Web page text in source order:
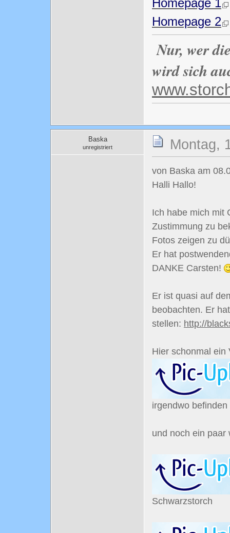
Homepage 1
Homepage 2
Nur, wer
wird sich
Baska
unregistriert Montag,
von Baska am
Halli Hallo!
Ich habe mich mit
Zustimmung zu
Fotos zeigen zu
Er hat
DANKE Carsten!
Er ist quasi auf
beobachten. Er
stellen: http://
Hier schonmal ein
irgendwo befinden
und noch ein paar
Schwarzstorch